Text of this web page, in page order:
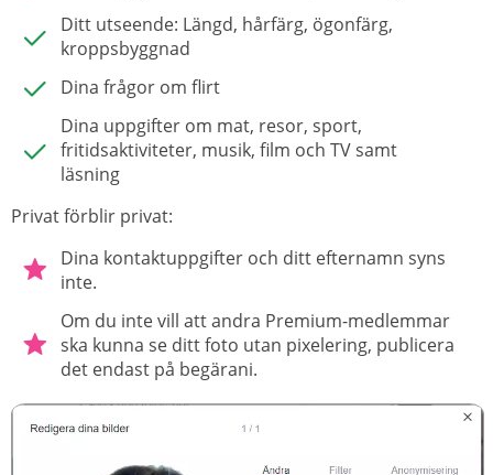
Ditt utseende: Längd, hårfärg, ögonfärg,
kroppsbyggnad
Dina frågor om flirt
Dina uppgifter om mat, resor, sport,
fritidsaktiviteter, musik, film och TV samt
läsning
Privat förblir privat:
Dina kontaktuppgifter och ditt efternamn syns
inte.
Om du inte vill att andra Premium-medlemmar
ska kunna se ditt foto utan pixelering, publicera
det endast på begärani.